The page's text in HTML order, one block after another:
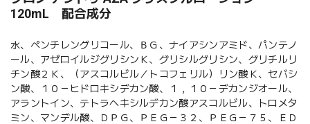
120mL 配合成分
水、ペンチレングリコール、ＢＧ、ナイアシンアミド、パンテノ
ール、アゼロイルジグリシンＫ、グリシルグリシン、グリチルリ
チン酸２Ｋ、（アスコルビル／トコフェリル）リン酸Ｋ、セバシ
ン酸、１０－ヒドロキシデカン酸、１，１０－デカンジオール、
アラントイン、テトラヘキシルデカン酸アスコルビル、トロメタ
ミン、マンデル酸、ＤＰＧ、ＰＥＧ－３２、ＰＥＧ－７５、ＥＤ